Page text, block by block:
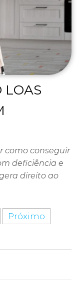
LOAS
como conseguir
deficiência e
direito ao
Próximo